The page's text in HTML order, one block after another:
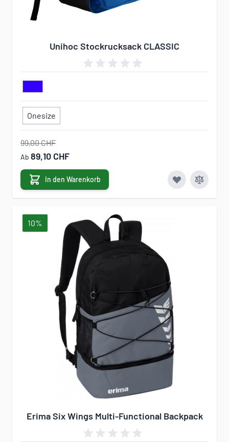
Unihoc Stockrucksack CLASSIC
Onesize
99,00 CHF
Ab 89,10 CHF
In den Warenkorb
10%
Erima Six Wings Multi-Functional Backpack